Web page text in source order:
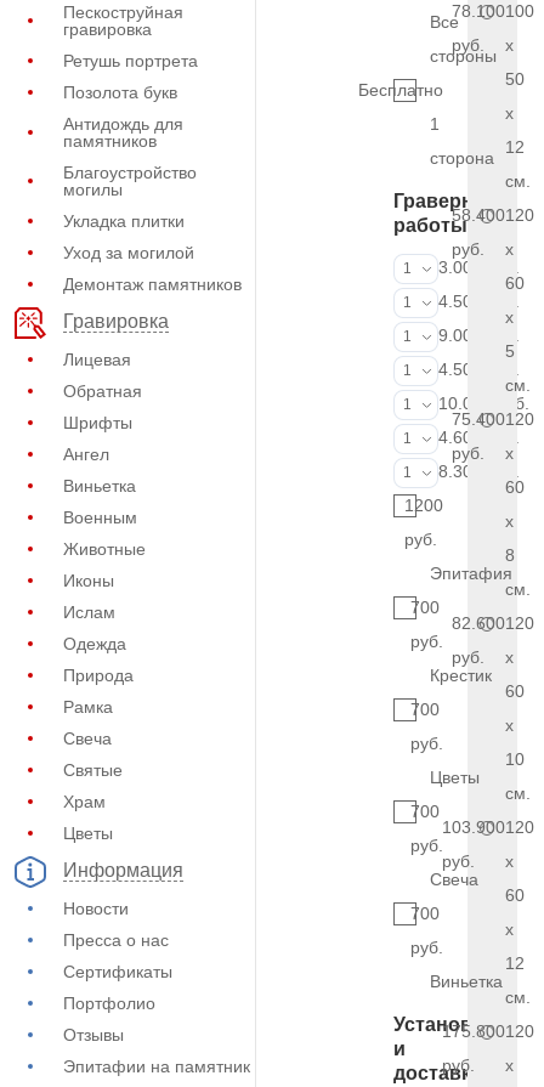
Пескоструйная
гравировка
Ретушь портрета
Позолота букв
Антидождь для
памятников
Благоустройство
могилы
Укладка плитки
Уход за могилой
Демонтаж памятников
Гравировка
Лицевая
Обратная
Шрифты
Ангел
Виньетка
Военным
Животные
Иконы
Ислам
Одежда
Природа
Рамка
Свеча
Святые
Храм
Цветы
Информация
Новости
Пресса о нас
Сертификаты
Портфолио
Отзывы
Эпитафии на памятник
Все
стороны
Бесплатно
1
сторона
Граверные
работы
ФИО и даты
1
3.000 руб.
ФИО и даты
1
4.500 руб.
ФИО и даты
1
9.000 руб.
Портрет
1
4.500 руб.
Портрет
1
10.000 руб.
Фотокерамика
1
4.600 руб.
Фото на
1
8.300 руб.
1200
руб.
Эпитафия
700
руб.
Крестик
700
руб.
Цветы
700
руб.
Свеча
700
руб.
Виньетка
Установка
и
доставка
78.100
руб.
100
x
50
x
12
см.
58.400
руб.
120
x
60
x
5
см.
75.400
руб.
120
x
60
x
8
см.
82.600
руб.
120
x
60
x
10
см.
103.900
руб.
120
x
60
x
12
см.
175.800
руб.
120
x